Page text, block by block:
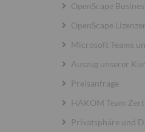
OpenScape
OpenScape
Microsoft Teams
Auszug unserer
Preisanfrage
HAKOM Team
Privatsphäre und